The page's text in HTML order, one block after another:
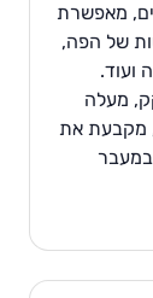
מאפשרת
של הפה,
ועוד.
מעלה
מקבעת את